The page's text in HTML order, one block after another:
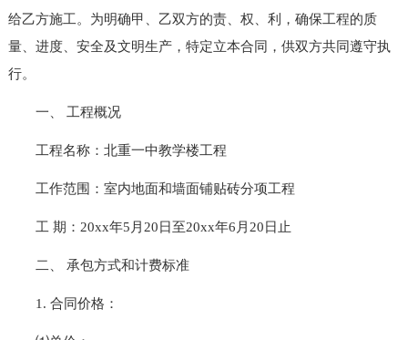
给乙方施工。为明确甲、乙双方的责、权、利，确保工程的质
量、进度、安全及文明生产，特定立本合同，供双方共同遵守执
行。
一、 工程概况
工程名称：北重一中教学楼工程
工作范围：室内地面和墙面铺贴砖分项工程
工 期：20xx年5月20日至20xx年6月20日止
二、 承包方式和计费标准
1. 合同价格：